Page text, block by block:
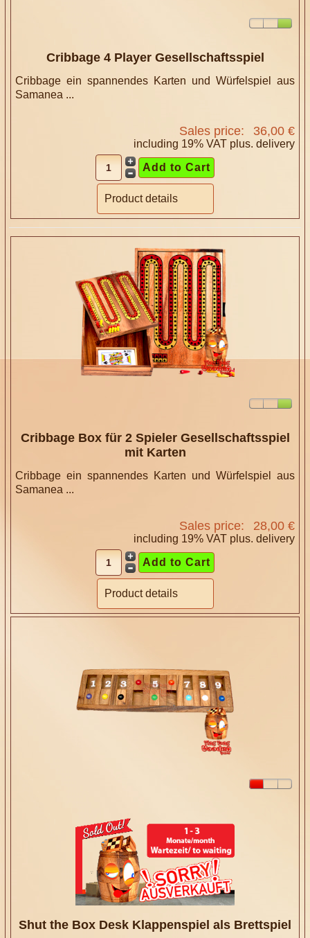
Cribbage 4 Player Gesellschaftsspiel
Cribbage ein spannendes Karten und Würfelspiel aus
Samanea ...
Sales price: 36,00 €
including 19% VAT plus. delivery
Product details
Cribbage Box für 2 Spieler Gesellschaftsspiel
mit Karten
Cribbage ein spannendes Karten und Würfelspiel aus
Samanea ...
Sales price: 28,00 €
including 19% VAT plus. delivery
Product details
Shut the Box Desk Klappenspiel als Brettspiel